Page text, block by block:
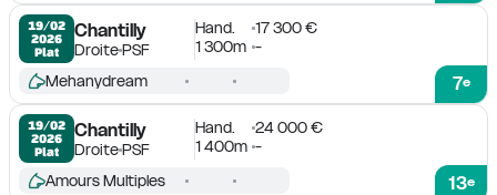
19/02
2026
Plat
Chantilly
DroitePSF
Hand.
17 300 €
1 300m -
7e
Mehanydream
19/02
2026
Plat
Chantilly
DroitePSF
Hand.
24 000 €
1 400m -
13e
Amours Multiples